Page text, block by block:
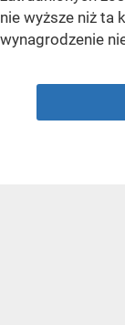
nie wyższe niż ta
wynagrodzenie